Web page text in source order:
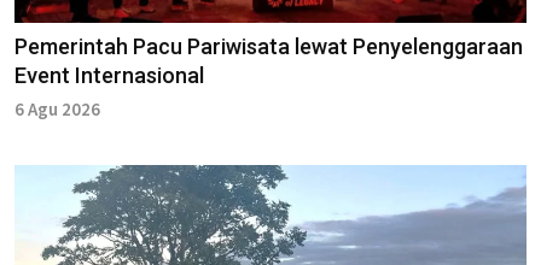
Pemerintah Pacu Pariwisata lewat Penyelenggaraan
Event Internasional
6 Agu 2026